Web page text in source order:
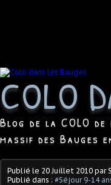
COLO
Blog de la COLO
massif des Bauges
Publié le 20 Juillet 2010 par
Publié dans : #Séjour 9-14